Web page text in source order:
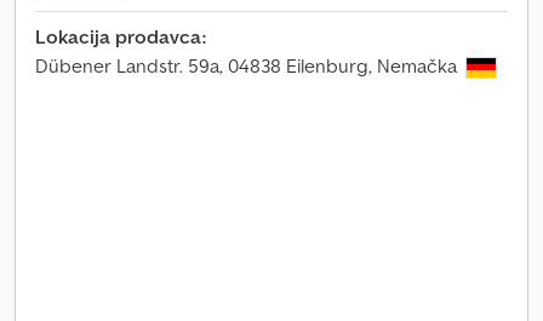
Lokacija prodavca:
Dübener Landstr. 59a, 04838 Eilenburg, Nemačka